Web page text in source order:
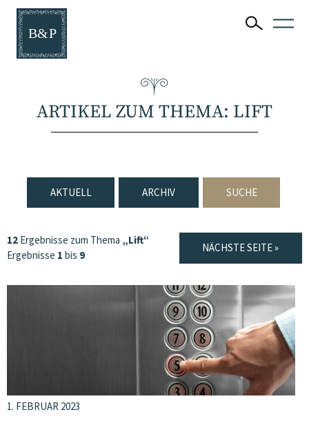
ARTIKEL ZUM THEMA: LIFT
AKTUELL ARCHIV SUCHE
12 Ergebnisse zum Thema „Lift“
Ergebnisse 1 bis 9
NÄCHSTE SEITE »
1. FEBRUAR 2023